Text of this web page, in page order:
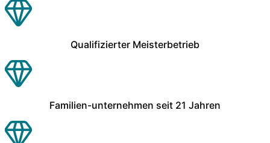
Qualifizierter Meisterbetrieb
Familien-unternehmen seit 21 Jahren